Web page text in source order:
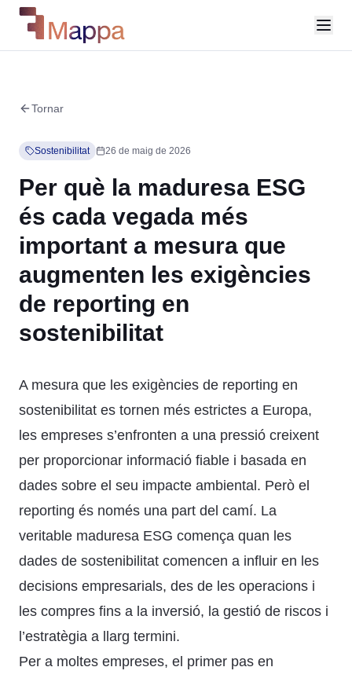
Tornar
Sostenibilitat 26 de maig de 2026
Per què la maduresa ESG
és cada vegada més
important a mesura que
augmenten les exigències
de reporting en
sostenibilitat
A mesura que les exigències de reporting en
sostenibilitat es tornen més estrictes a Europa,
les empreses s’enfronten a una pressió creixent
per proporcionar informació fiable i basada en
dades sobre el seu impacte ambiental. Però el
reporting és només una part del camí. La
veritable maduresa ESG comença quan les
dades de sostenibilitat comencen a influir en les
decisions empresarials, des de les operacions i
les compres fins a la inversió, la gestió de riscos i
l’estratègia a llarg termini.
Per a moltes empreses, el primer pas en